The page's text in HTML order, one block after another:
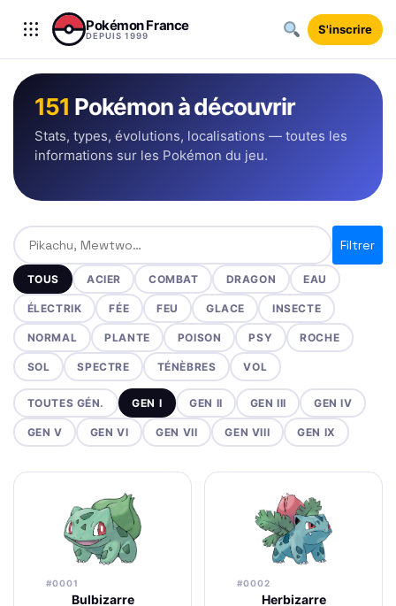
Aller au contenu
Pokémon France
DEPUIS 1999 S'inscrire
151 Pokémon à découvrir
Stats, types, évolutions, localisations — toutes les
informations sur les Pokémon du jeu.
Rechercher un Pokémon
Filtrer
TOUS ACIER COMBAT DRAGON EAU
ÉLECTRIK FÉE FEU GLACE INSECTE
NORMAL PLANTE POISON PSY ROCHE
SOL SPECTRE TÉNÈBRES VOL
TOUTES GÉN. GEN I GEN II GEN III GEN IV
GEN V GEN VI GEN VII GEN VIII GEN IX
#0001
Bulbizarre
#0002
Herbizarre